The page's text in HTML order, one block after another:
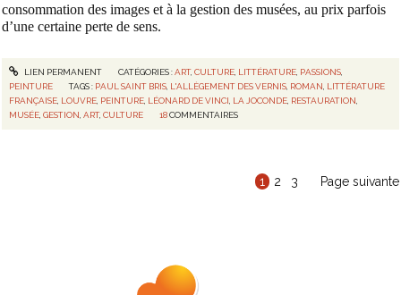
consommation des images et à la gestion des musées, au prix parfois
d’une certaine perte de sens.
LIEN PERMANENT CATÉGORIES :ART, CULTURE, LITTÉRATURE, PASSIONS,
PEINTURE
TAGS : PAUL SAINT BRIS, L'ALLÈGEMENT DES VERNIS, ROMAN, LITTÉRATURE
FRANÇAISE, LOUVRE, PEINTURE, LÉONARD DE VINCI, LA JOCONDE, RESTAURATION,
MUSÉE,GESTION,ART,CULTURE 18 COMMENTAIRES
1 2 3 Page suivante